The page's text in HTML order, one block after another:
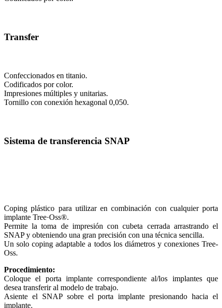
Transfer
Confeccionados en titanio.
Codificados por color.
Impresiones múltiples y unitarias.
Tornillo con conexión hexagonal 0,050.
Sistema de transferencia SNAP
Coping plástico para utilizar en combinación con cualquier porta
implante Tree·Oss®.
Permite la toma de impresión con cubeta cerrada arrastrando el
SNAP y obteniendo una gran precisión con una técnica sencilla.
Un solo coping adaptable a todos los diámetros y conexiones Tree-
Oss.
Procedimiento:
Coloque el porta implante correspondiente al/los implantes que
desea transferir al modelo de trabajo.
Asiente el SNAP sobre el porta implante presionando hacia el
implante.